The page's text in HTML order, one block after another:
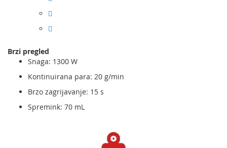
Brzi pregled
Snaga: 1300 W
Kontinuirana para: 20 g/min
Brzo zagrijavanje: 15 s
Spremink: 70 mL